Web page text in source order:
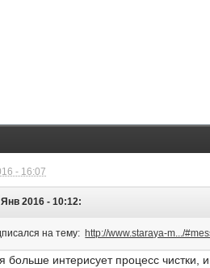
- 16:07
2016 - 10:12:
на тему: http://www.staraya-m.../
больше интерисует процесс чистки,